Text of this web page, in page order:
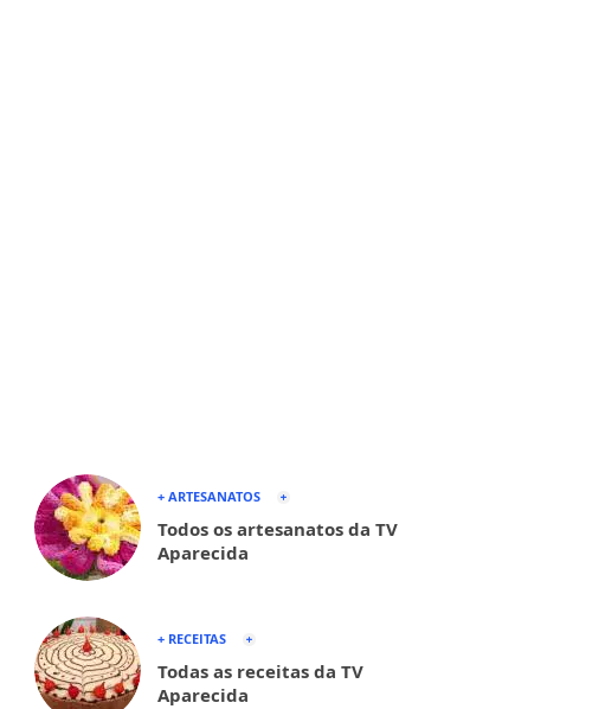
+ ARTESANATOS
Todos os artesanatos da TV
Aparecida
+ RECEITAS
Todas as receitas da TV
Aparecida